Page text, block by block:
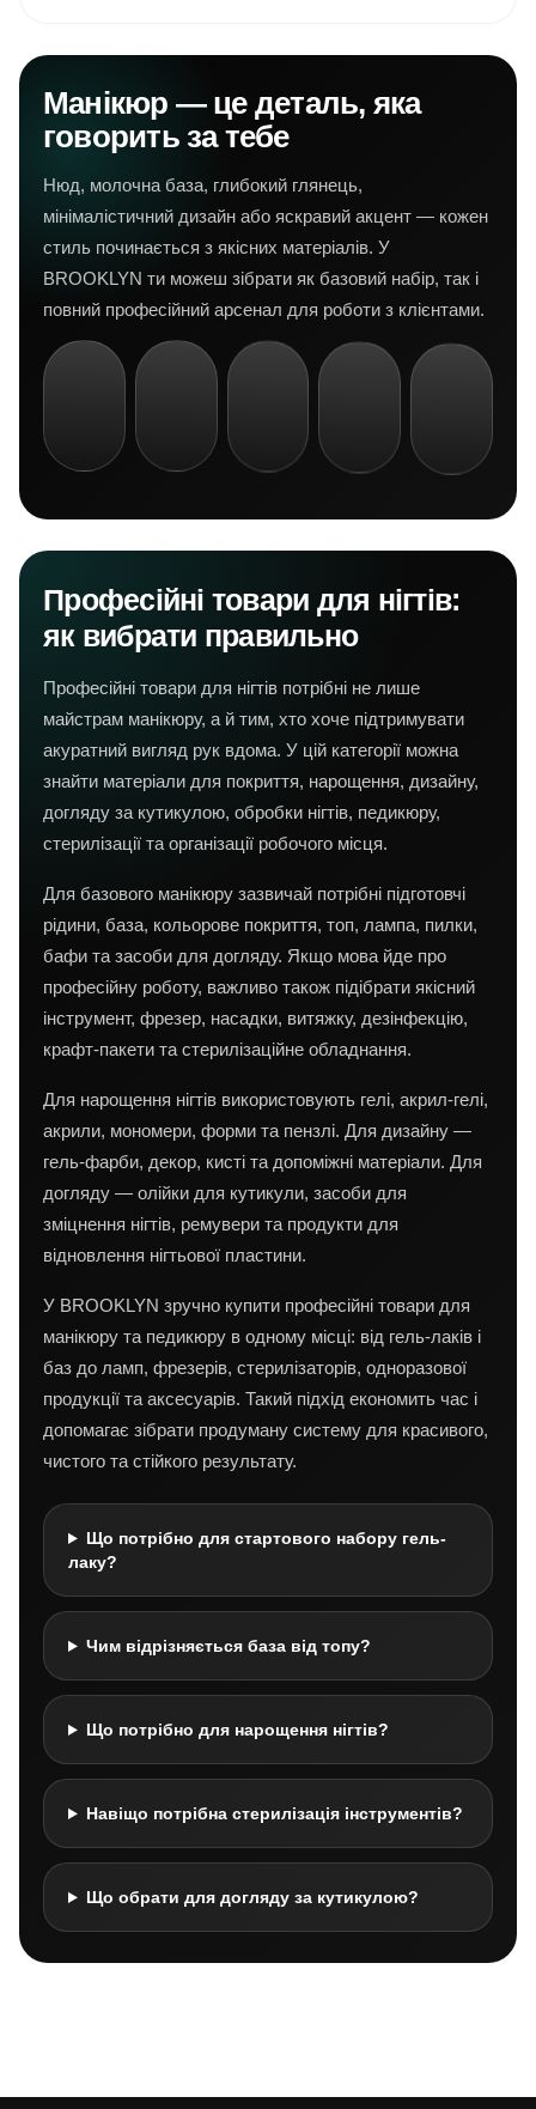
Манікюр — це деталь, яка
говорить за тебе
Нюд, молочна база, глибокий глянець,
мінімалістичний дизайн або яскравий акцент — кожен
стиль починається з якісних матеріалів. У
BROOKLYN ти можеш зібрати як базовий набір, так і
повний професійний арсенал для роботи з клієнтами.
Професійні товари для нігтів:
як вибрати правильно
Професійні товари для нігтів потрібні не лише
майстрам манікюру, а й тим, хто хоче підтримувати
акуратний вигляд рук вдома. У цій категорії можна
знайти матеріали для покриття, нарощення, дизайну,
догляду за кутикулою, обробки нігтів, педикюру,
стерилізації та організації робочого місця.
Для базового манікюру зазвичай потрібні підготовчі
рідини, база, кольорове покриття, топ, лампа, пилки,
бафи та засоби для догляду. Якщо мова йде про
професійну роботу, важливо також підібрати якісний
інструмент, фрезер, насадки, витяжку, дезінфекцію,
крафт-пакети та стерилізаційне обладнання.
Для нарощення нігтів використовують гелі, акрил-гелі,
акрили, мономери, форми та пензлі. Для дизайну —
гель-фарби, декор, кисті та допоміжні матеріали. Для
догляду — олійки для кутикули, засоби для
зміцнення нігтів, ремувери та продукти для
відновлення нігтьової пластини.
У BROOKLYN зручно купити професійні товари для
манікюру та педикюру в одному місці: від гель-лаків і
баз до ламп, фрезерів, стерилізаторів, одноразової
продукції та аксесуарів. Такий підхід економить час і
допомагає зібрати продуману систему для красивого,
чистого та стійкого результату.
Що потрібно для стартового набору гель-
лаку?
Чим відрізняється база від топу?
Що потрібно для нарощення нігтів?
Навіщо потрібна стерилізація інструментів?
Що обрати для догляду за кутикулою?